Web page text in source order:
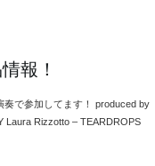
報！
奏で参加してます！ produced by
Laura Rizzotto – TEARDROPS